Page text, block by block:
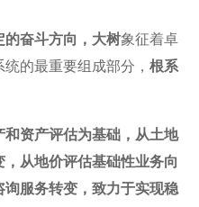
奋斗方向， 大树象征着卓
的最重要组成部分， 根系
资产评估为基础，从土地
从地价评估基础性业务向
服务转变，致力于实现稳